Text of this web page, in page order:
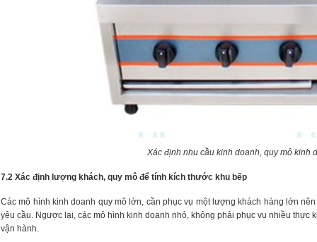
Xác định nhu cầu kinh doanh, quy mô kinh
7.2 Xác định lượng khách, quy mô để tính kích thước khu bếp
Các mô hình kinh doanh quy mô lớn, cần phục vụ một lượng khách hàng lớn
yêu cầu. Ngược lại, các mô hình kinh doanh nhỏ, không phải phục vụ nhiều
vận hành.